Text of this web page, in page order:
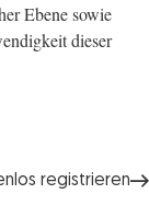
Ebene sowie
dieser
registrieren